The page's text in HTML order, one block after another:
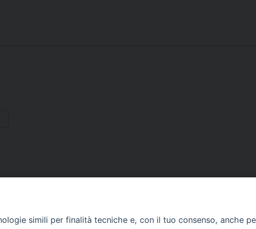
Contatti
simili per finalità tecniche e, con il tuo consenso, anche